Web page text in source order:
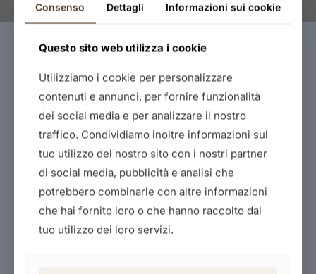
Dirigenti
100,00€
Acquista il corso
Consenso Dettagli Informazioni sui cookie
Questo sito web utilizza i cookie
Utilizziamo i cookie per personalizzare
contenuti e annunci, per fornire funzionalità
dei social media e per analizzare il nostro
traffico. Condividiamo inoltre informazioni sul
tuo utilizzo del nostro sito con i nostri partner
di social media, pubblicità e analisi che
potrebbero combinarle con altre informazioni
che hai fornito loro o che hanno raccolto dal
tuo utilizzo dei loro servizi.